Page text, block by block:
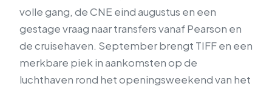
volle gang, de CNE eind augustus en een
gestage vraag naar transfers vanaf Pearson en
de cruisehaven. September brengt TIFF en een
merkbare piek in aankomsten op de
luchthaven rond het openingsweekend van het